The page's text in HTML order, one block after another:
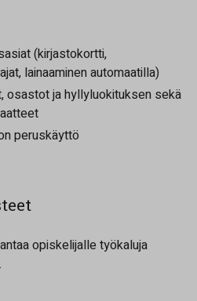
(kirjastokortti,
lainaaminen automaatilla)
osastot ja hyllyluokituksen sekä
peruskäyttö
opiskelijalle työkaluja